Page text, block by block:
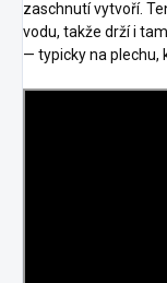
zaschnutí vytvoří.
vodu, takže drží i
— typicky na plechu,